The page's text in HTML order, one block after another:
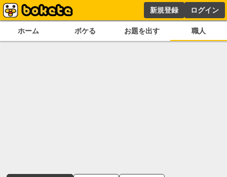
新規登録 ログイン
ホーム ボケる お題を出す 職人